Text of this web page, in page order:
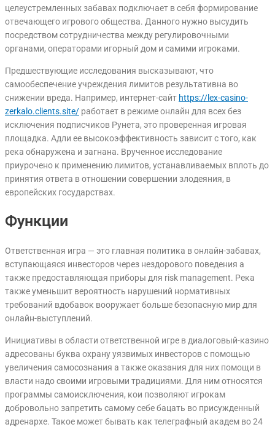
целеустремленных забавах подключает в себя формирование
отвечающего игрового общества. Данного нужно высудить
посредством сотрудничества между регулировочными
органами, операторами игорный дом и самими игроками.
Предшествующие исследования высказывают, что
самообеспечение учреждения лимитов результативна во
снижении вреда. Например, интернет-сайт https://lex-casino-
zerkalo.clients.site/ работает в режиме онлайн для всех без
исключения подписчиков Рунета, это проверенная игровая
площадка. Адли ее высокоэффективность зависит с того, как
река обнаружена и загнана. Врученное исследование
приурочено к применению лимитов, устанавливаемых вплоть до
принятия ответа в отношении совершении злодеяния, в
европейских государствах.
Функции
Ответственная игра — это главная политика в онлайн-забавах,
вступающаяся инвесторов через нездорового поведения а
также предоставляющая приборы для risk management. Река
также уменьшит вероятность нарушений нормативных
требований вдобавок вооружает больше безопасную мир для
онлайн-выступлений.
Инициативы в области ответственной игре в диалоговый-казино
адресованы буква охрану уязвимых инвесторов с помощью
увеличения самосознания а также оказания для них помощи в
власти надо своими игровыми традициями. Для ним относятся
программы самоисключения, кои позволяют игрокам
добровольно запретить самому себе бацать во присужденный
адренархе. Такое может бывать как телеграфный академ во 24